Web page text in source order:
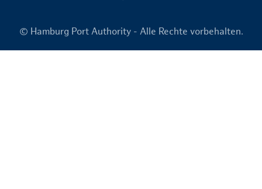
© Hamburg Port Authority - Alle Rechte vorbehalten.